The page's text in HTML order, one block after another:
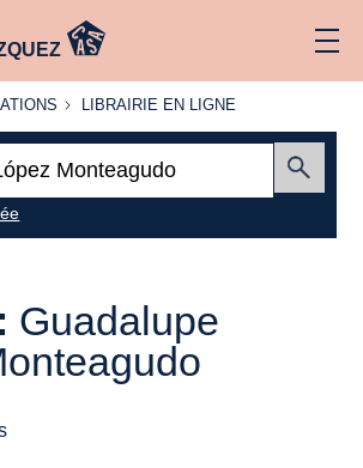
LIBRAIRIE
LIBRAIRIE EN LIGNE
Guadalupe